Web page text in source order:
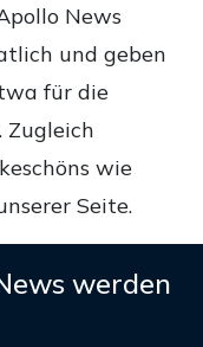
News
und geben
für die
Zugleich
wie
Seite.
werden